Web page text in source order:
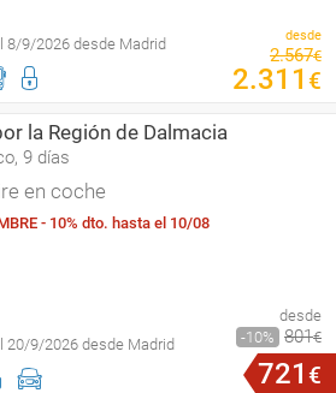
8/9/2026 desde Madrid desde
2.567€
2.311 €
la Región de Dalmacia
9 días
en coche
- 10% dto. hasta el 10/08
20/9/2026 desde Madrid
desde
10
801€
721 €